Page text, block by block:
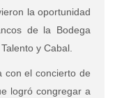
la oportunidad
de la Bodega
y Cabal.
con el concierto de
logró congregar a